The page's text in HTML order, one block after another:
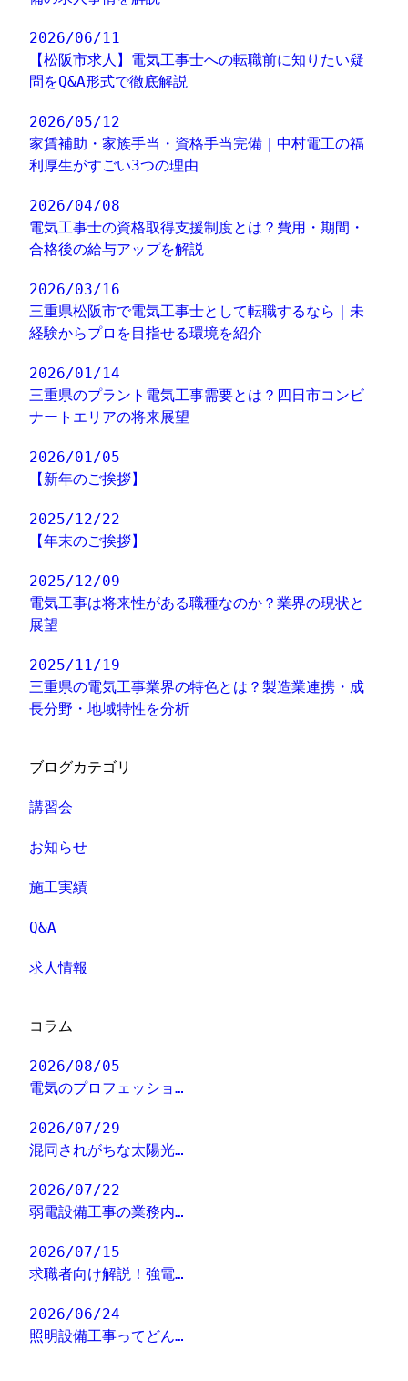
2026/06/11
【松阪市求人】電気工事士への転職前に知りたい疑
問をQ&A形式で徹底解説
2026/05/12
家賃補助・家族手当・資格手当完備｜中村電工の福
利厚生がすごい3つの理由
2026/04/08
電気工事士の資格取得支援制度とは？費用・期間・
合格後の給与アップを解説
2026/03/16
三重県松阪市で電気工事士として転職するなら｜未
経験からプロを目指せる環境を紹介
2026/01/14
三重県のプラント電気工事需要とは？四日市コンビ
ナートエリアの将来展望
2026/01/05
【新年のご挨拶】
2025/12/22
【年末のご挨拶】
2025/12/09
電気工事は将来性がある職種なのか？業界の現状と
展望
2025/11/19
三重県の電気工事業界の特色とは？製造業連携・成
長分野・地域特性を分析
ブログカテゴリ
講習会
お知らせ
施工実績
Q&A
求人情報
コラム
2026/08/05
電気のプロフェッショ…
2026/07/29
混同されがちな太陽光…
2026/07/22
弱電設備工事の業務内…
2026/07/15
求職者向け解説！強電…
2026/06/24
照明設備工事ってどん…